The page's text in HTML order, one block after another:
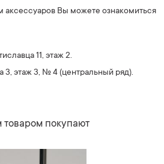
Вы можете ознакомиться
11, этаж 2.
3, этаж 3, № 4 (центральный ряд).
товаром покупают